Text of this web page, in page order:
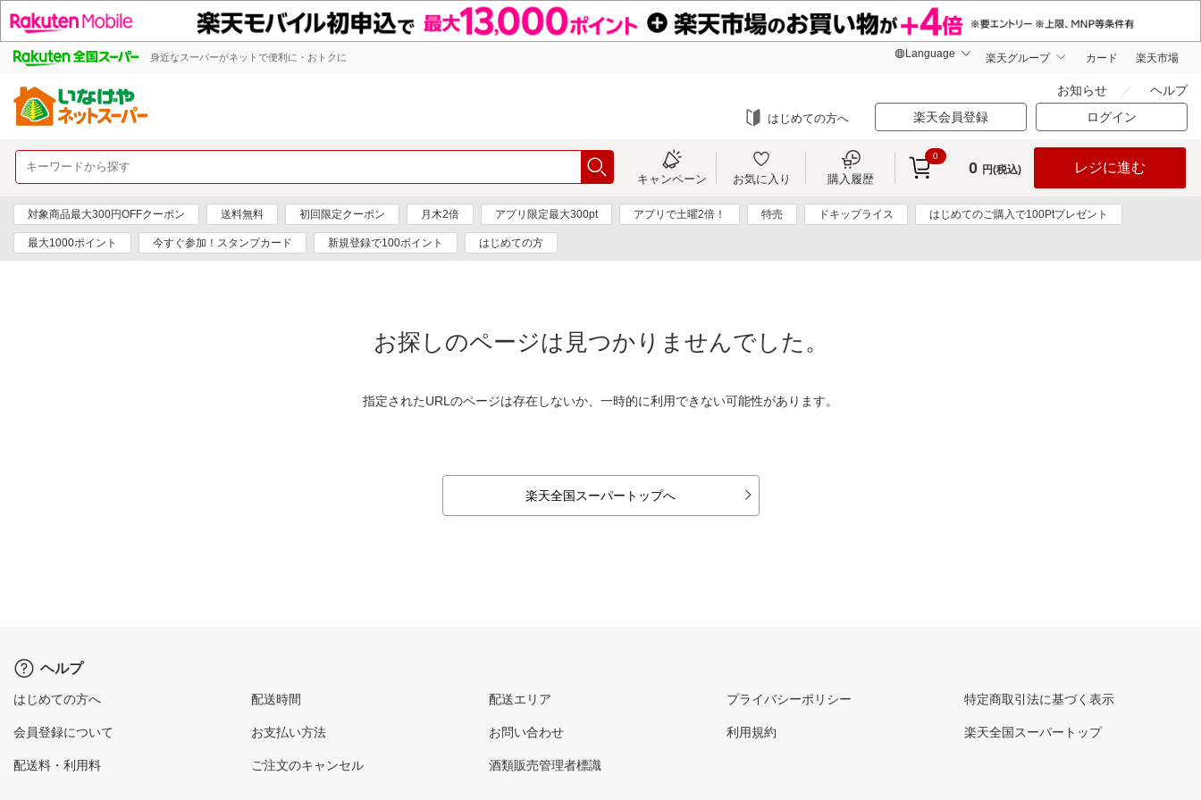
身近なスーパーがネットで便利に・おトクに 楽天グループ カード 楽天市場
お知らせ ヘルプ
はじめての方へ 楽天会員登録 ログイン
キャンペーン お気に入り 購入履歴
0
0 円(税込) レジに進む
対象商品最大300円OFFクーポン 送料無料 初回限定クーポン 月木2倍 アプリ限定最大300pt アプリで土曜2倍！ 特売 ドキップライス はじめてのご購入で100Ptプレゼント
最大1000ポイント 今すぐ参加！スタンプカード 新規登録で100ポイント はじめての方
お探しのページは見つかりませんでした。
指定されたURLのページは存在しないか、一時的に利用できない可能性があります。
楽天全国スーパートップへ
ヘルプ
はじめての方へ
会員登録について
配送料・利用料
配送時間
お支払い方法
ご注文のキャンセル
配送エリア
お問い合わせ
酒類販売管理者標識
プライバシーポリシー
利用規約
特定商取引法に基づく表示
楽天全国スーパートップ